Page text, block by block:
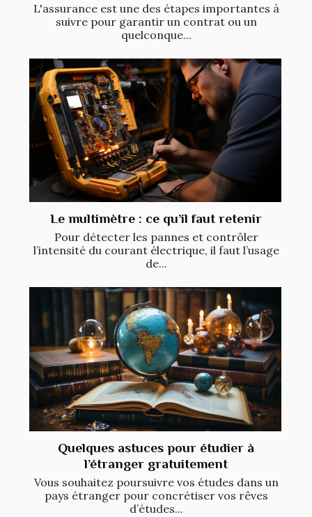
L'assurance est une des étapes importantes à
suivre pour garantir un contrat ou un
quelconque...
Le multimètre : ce qu’il faut retenir
Pour détecter les pannes et contrôler
l’intensité du courant électrique, il faut l’usage
de...
Quelques astuces pour étudier à
l’étranger gratuitement
Vous souhaitez poursuivre vos études dans un
pays étranger pour concrétiser vos rêves
d’études...